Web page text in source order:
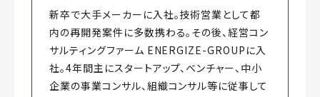
新卒で大手メーカーに入社。技術営業として都
内の再開発案件に多数携わる。その後、経営コン
サルティングファーム ENERGIZE-GROUPに入
社。4年間主にスタートアップ、ベンチャー、中小
企業の事業コンサル、組織コンサル等に従事して